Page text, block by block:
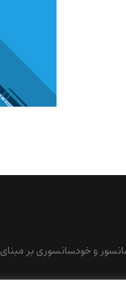
و خودسانسوری بر مبنای